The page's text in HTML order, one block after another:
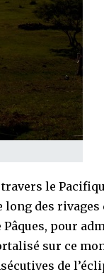
le
des rivages
Pâques, pour
sur ce
de